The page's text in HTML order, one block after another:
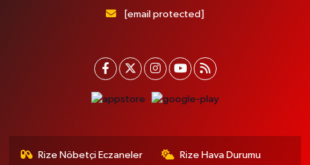
[email protected]
Rize Nöbetçi Eczaneler Rize Hava Durumu